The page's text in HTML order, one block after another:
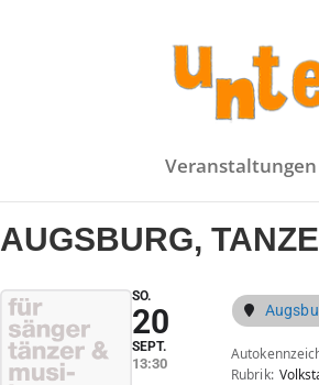
AUGSBURG,
SO.
20
SEPT.
13:30
Rubrik